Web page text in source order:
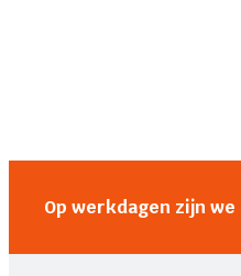
Op werkdagen zijn